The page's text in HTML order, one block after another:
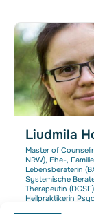
Liudmila
Master of
NRW), Ehe-,
Lebensberaterin
Systemische
Therapeutin
Heilpraktikerin